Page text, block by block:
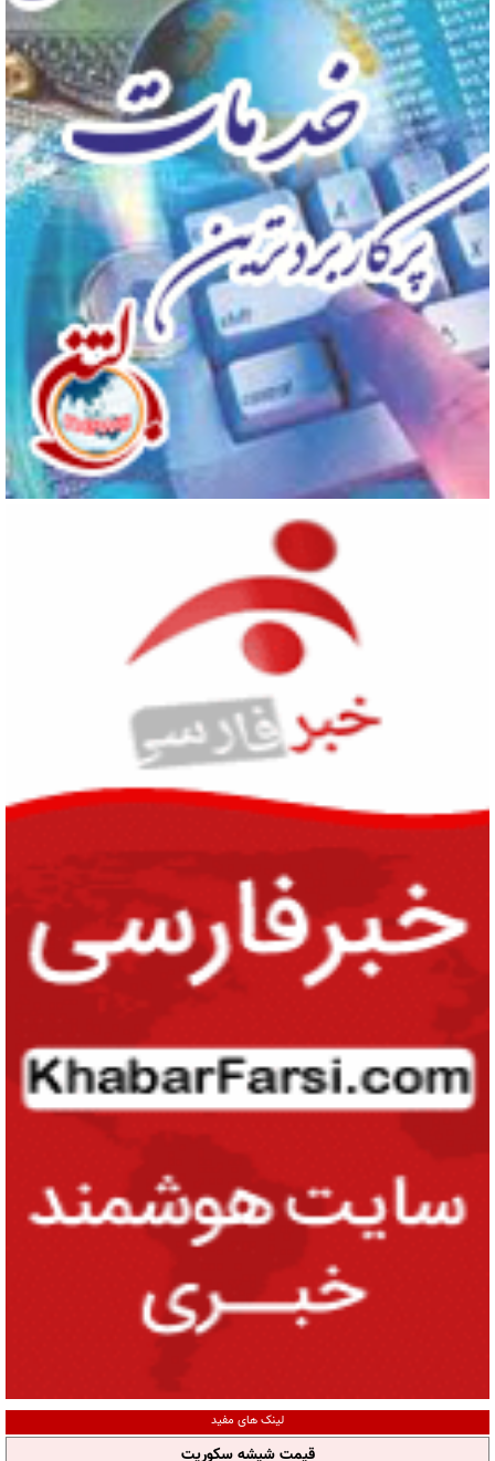
لینک های مفید
قیمت شیشه سکوریت